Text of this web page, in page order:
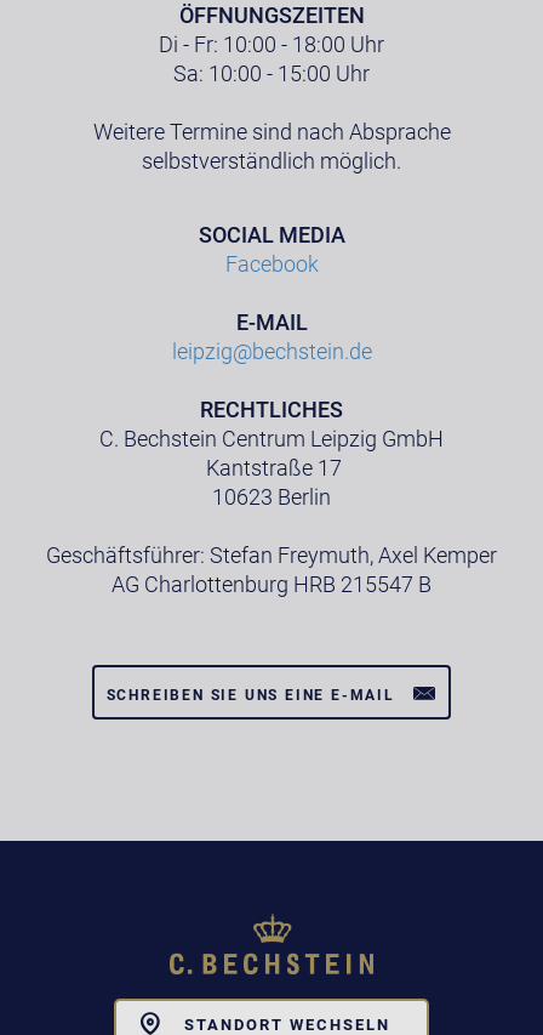
ÖFFNUNGSZEITEN
Di - Fr: 10:00 - 18:00 Uhr
Sa: 10:00 - 15:00 Uhr
Weitere Termine sind nach Absprache
selbstverständlich möglich.
SOCIAL MEDIA
Facebook
E-MAIL
leipzig@bechstein.de
RECHTLICHES
C. Bechstein Centrum Leipzig GmbH
Kantstraße 17
10623 Berlin
Geschäftsführer: Stefan Freymuth, Axel Kemper
AG Charlottenburg HRB 215547 B
SCHREIBEN SIE UNS EINE E-MAIL
STANDORT WECHSELN